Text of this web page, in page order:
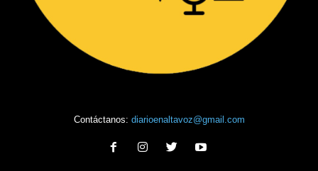
Contáctanos: diarioenaltavoz@gmail.com